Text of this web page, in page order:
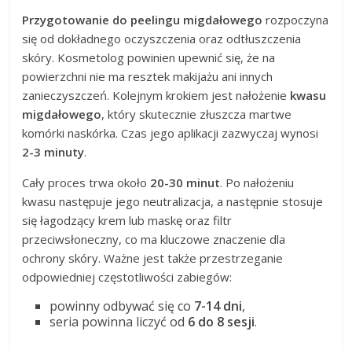
Przygotowanie do peelingu migdałowego rozpoczyna
się od dokładnego oczyszczenia oraz odtłuszczenia
skóry. Kosmetolog powinien upewnić się, że na
powierzchni nie ma resztek makijażu ani innych
zanieczyszczeń. Kolejnym krokiem jest nałożenie kwasu
migdałowego, który skutecznie złuszcza martwe
komórki naskórka. Czas jego aplikacji zazwyczaj wynosi
2-3 minuty.
Cały proces trwa około 20-30 minut. Po nałożeniu
kwasu następuje jego neutralizacja, a następnie stosuje
się łagodzący krem lub maskę oraz filtr
przeciwsłoneczny, co ma kluczowe znaczenie dla
ochrony skóry. Ważne jest także przestrzeganie
odpowiedniej częstotliwości zabiegów:
powinny odbywać się co 7-14 dni,
seria powinna liczyć od 6 do 8 sesji.